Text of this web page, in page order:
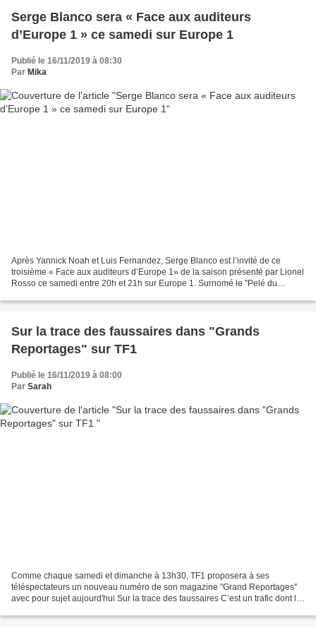
Serge Blanco sera « Face aux auditeurs
d’Europe 1 » ce samedi sur Europe 1
Publié le 16/11/2019 à 08:30
Par Mika
Après Yannick Noah et Luis Fernandez, Serge Blanco est l’invité de ce
troisième « Face aux auditeurs d’Europe 1» de la saison présenté par Lionel
Rosso ce samedi entre 20h et 21h sur Europe 1. Surnomé le "Pelé du
Sur la trace des faussaires dans "Grands
Reportages" sur TF1
Publié le 16/11/2019 à 08:00
Par Sarah
Comme chaque samedi et dimanche à 13h30, TF1 proposera à ses
téléspectateurs un nouveau numéro de son magazine "Grand Reportages"
avec pour sujet aujourd'hui Sur la trace des faussaires C’est un trafic dont le